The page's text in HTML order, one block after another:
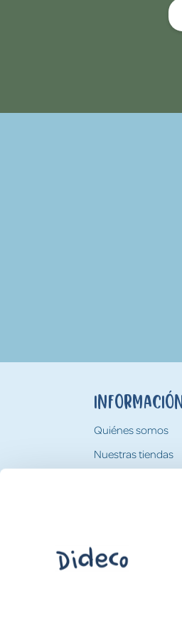
Quiénes somos
Nuestras tiendas
Tarjeta Regalo